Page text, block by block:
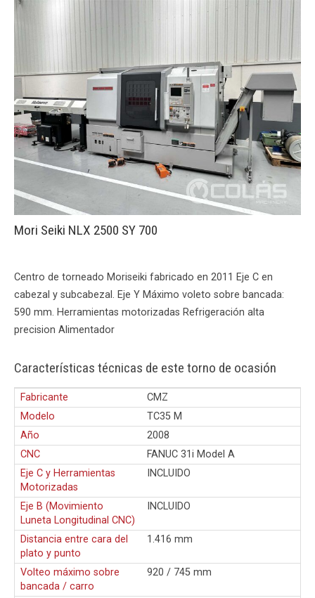
Mori Seiki NLX 2500 SY 700
Centro de torneado Moriseiki fabricado en 2011 Eje C en
cabezal y subcabezal. Eje Y Máximo voleto sobre bancada:
590 mm. Herramientas motorizadas Refrigeración alta
precision Alimentador
Características técnicas de este torno de ocasión
Fabricante
CMZ
Modelo
TC35 M
Año
2008
CNC
FANUC 31i Model A
Eje C y Herramientas
Motorizadas
INCLUIDO
Eje B (Movimiento
Luneta Longitudinal CNC)
INCLUIDO
Distancia entre cara del
plato y punto
1.416 mm
Volteo máximo sobre
bancada / carro
920 / 745 mm